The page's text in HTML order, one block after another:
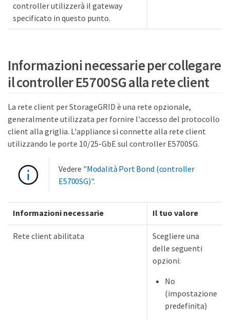
controller utilizzerà il gateway
specificato in questo punto.
Informazioni necessarie per collegare
il controller E5700SG alla rete client
La rete client per StorageGRID è una rete opzionale,
generalmente utilizzata per fornire l'accesso del protocollo
client alla griglia. L'appliance si connette alla rete client
utilizzando le porte 10/25-GbE sul controller E5700SG.
Vedere "Modalità Port Bond (controller
E5700SG)".
Informazioni necessarie Il tuo valore
Rete client abilitata
Scegliere una
delle seguenti
opzioni:
No
(impostazione
predefinita)